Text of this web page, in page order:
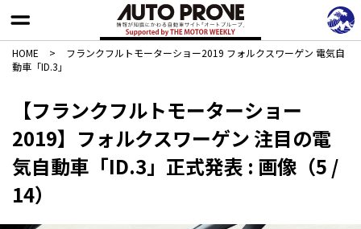
HOME >
フランクフルトモーターショー2019 フォルクスワーゲン 電気自
動車「ID.3」
【フランクフルトモーターショー
2019】フォルクスワーゲン 注目の電
気自動車「ID.3」正式発表 : 画像（5 /
14）